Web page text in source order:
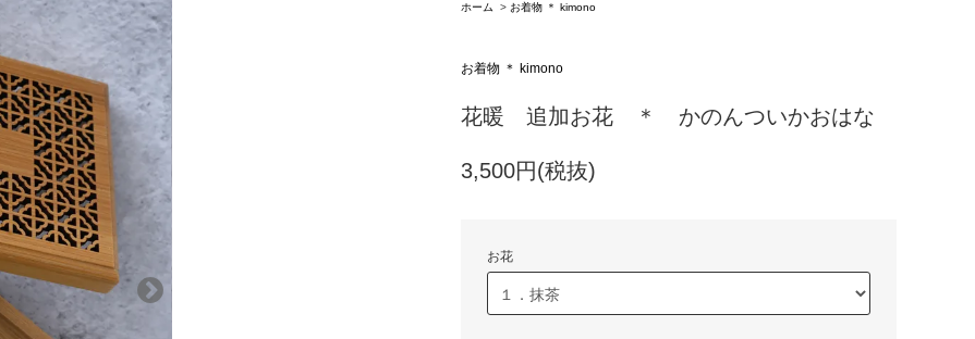
ホーム > お着物 ＊ kimono
お着物 ＊ kimono
花暖 追加お花 ＊ かのんついかおはな
3,500円(税抜)
お花